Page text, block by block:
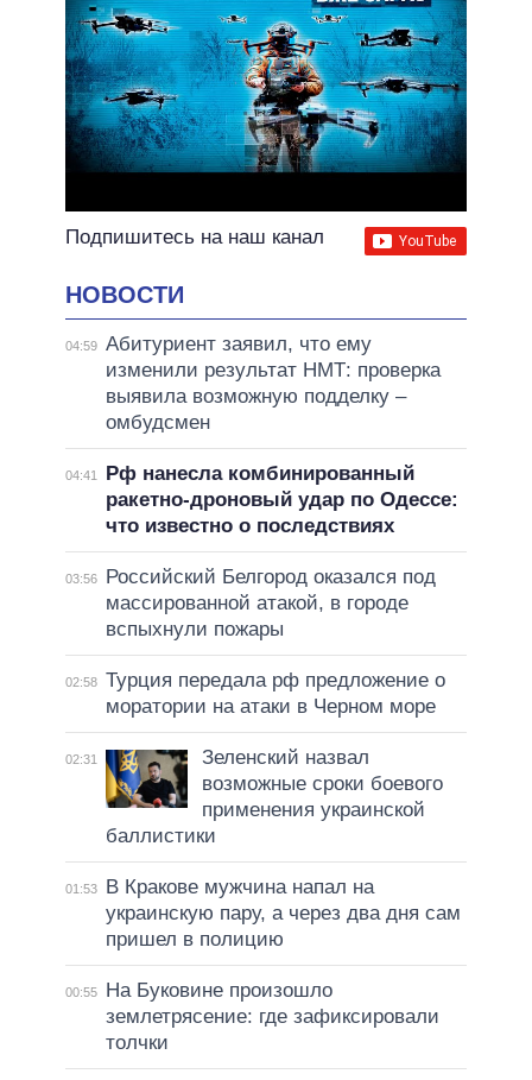
Подпишитесь на наш канал
НОВОСТИ
04:59 Абитуриент заявил, что ему
изменили результат НМТ: проверка
выявила возможную подделку –
омбудсмен
04:41
Рф нанесла комбинированный
ракетно-дроновый удар по Одессе:
что известно о последствиях
03:56
Российский Белгород оказался под
массированной атакой, в городе
вспыхнули пожары
02:58 Турция передала рф предложение о
моратории на атаки в Черном море
02:31
Зеленский назвал
возможные сроки боевого
применения украинской
баллистики
01:53
В Кракове мужчина напал на
украинскую пару, а через два дня сам
пришел в полицию
00:55
На Буковине произошло
землетрясение: где зафиксировали
толчки